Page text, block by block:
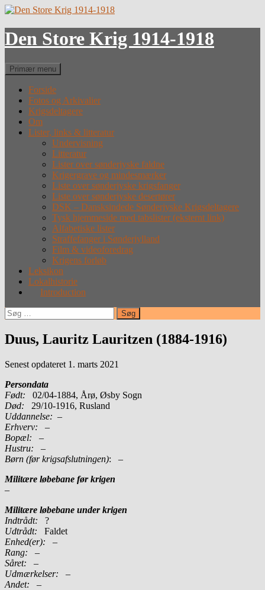
Hop
indhold
Den Store Krig 1914-1918
Søg
Primær menu
Forside
Fotos og Arkivalier
Krigsdeltagere
Om
Lister, links & litteratur
Undervisning
Litteratur
Lister over sønderjyske faldne
Krigergrave og mindesmærker
Liste over sønderjyske krigsfanger
Liste over sønderjyske desertører
DSK – Dansksindede Sønderjyske Krigsdeltagere
Tysk hjemmeside med tabslister (eksternt link)
Alfabetiske lister
Straffefanger i Sønderjylland
Film & videoforedrag
Krigens forløb
Leksikon
Lokalhistorie
Introduction
Søg
efter:
Duus, Lauritz Lauritzen (1884-1916)
Senest opdateret 1. marts 2021
Persondata
Født: 02/04-1884, Årø, Øsby Sogn
Død: 29/10-1916, Rusland
Uddannelse: –
Erhverv: –
Bopæl: –
Hustru: –
Børn (før krigsafslutningen): –
Militære løbebane før krigen
–
Militære løbebane under krigen
Indtrådt: ?
Udtrådt: Faldet
Enhed(er):
–
Rang:
–
Såret: –
Udmærkelser: –
Andet: –